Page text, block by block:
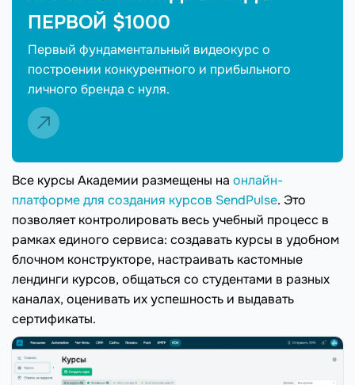
ПЕРВОЙ $1000
Первый фундаментальный видеокурс о
построении конкурентного и прибыльного
личного бренда с нуля.
Все курсы Академии размещены на онлайн-
платформе для создания курсов SendPulse. Это
позволяет контролировать весь учебный процесс в
рамках единого сервиса: создавать курсы в удобном
блочном конструкторе, настраивать кастомные
лендинги курсов, общаться со студентами в разных
каналах, оценивать их успешность и выдавать
сертификаты.